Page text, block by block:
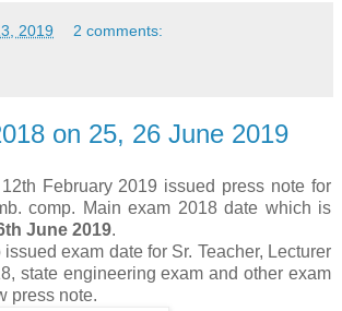
2019 2 comments:
on 25, 26 June 2019
February 2019 issued press note for
comp. Main exam 2018 date which is
June 2019.
exam date for Sr. Teacher, Lecturer
state engineering exam and other exam
press note.